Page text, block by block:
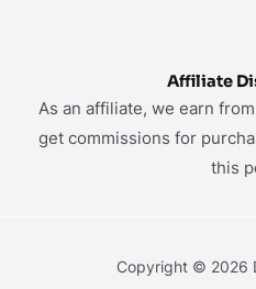
Affiliate
As an affiliate, we earn
get commissions for
this
Copyright © 2026